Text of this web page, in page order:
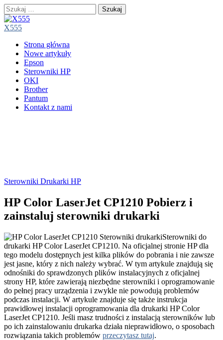
Szukaj:
X555
Main
menu
Skip
content
Strona główna
Nowe artykuły
Epson
Sterowniki HP
OKI
Brother
Pantum
Kontakt z nami
Sterowniki Drukarki HP
HP Color LaserJet CP1210 Pobierz i
zainstaluj sterowniki drukarki
Sterowniki do
drukarki HP Color LaserJet CP1210. Na oficjalnej stronie HP dla
tego modelu dostępnych jest kilka plików do pobrania i nie zawsze
jest jasne, który z nich należy wybrać. W tym artykule znajdują się
odnośniki do sprawdzonych plików instalacyjnych z oficjalnej
strony HP, które zawierają niezbędne sterowniki i oprogramowanie
do pełnej pracy urządzenia i zwykle nie powodują problemów
podczas instalacji. W artykule znajduje się także instrukcja
prawidłowej instalacji oprogramowania dla drukarki HP Color
LaserJet CP1210. Jeśli masz trudności z instalacją sterowników lub
po ich zainstalowaniu drukarka działa nieprawidłowo, o sposobach
rozwiązania takich problemów przeczytasz tutaj.